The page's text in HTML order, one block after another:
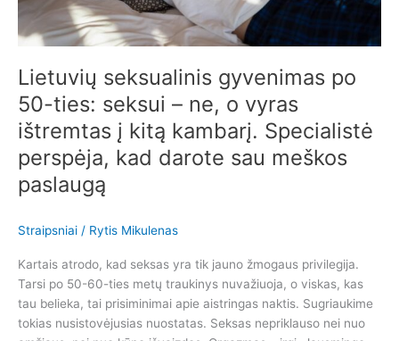
Lietuvių seksualinis gyvenimas po
50-ties: seksui – ne, o vyras
ištremtas į kitą kambarį. Specialistė
perspėja, kad darote sau meškos
paslaugą
Straipsniai / Rytis Mikulenas
Kartais atrodo, kad seksas yra tik jauno žmogaus privilegija.
Tarsi po 50-60-ties metų traukinys nuvažiuoja, o viskas, kas
tau belieka, tai prisiminimai apie aistringas naktis. Sugriaukime
tokias nusistovėjusias nuostatas. Seksas nepriklauso nei nuo
vyras
ištremtas
kitą
kambarį.
Specialistė
perspėja,
darote
sau
paslaugą